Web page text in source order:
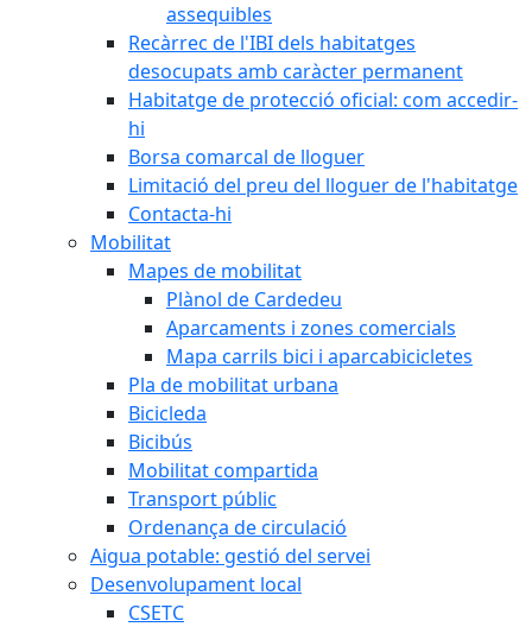
assequibles
Recàrrec de l'IBI dels habitatges
desocupats amb caràcter permanent
Habitatge de protecció oficial: com accedir-
hi
Borsa comarcal de lloguer
Limitació del preu del lloguer de l'habitatge
Contacta-hi
Mobilitat
Mapes de mobilitat
Plànol de Cardedeu
Aparcaments i zones comercials
Mapa carrils bici i aparcabicicletes
Pla de mobilitat urbana
Bicicleda
Bicibús
Mobilitat compartida
Transport públic
Ordenança de circulació
Aigua potable: gestió del servei
Desenvolupament local
CSETC